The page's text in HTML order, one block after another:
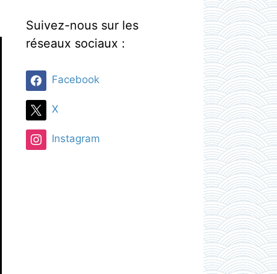
Suivez-nous sur les
réseaux sociaux :
Facebook
X
Instagram